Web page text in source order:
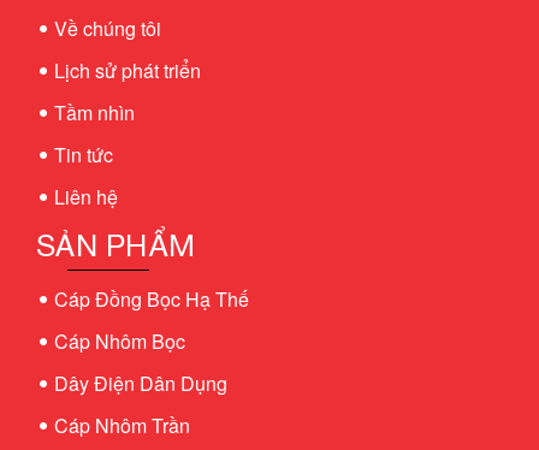
Về chúng tôi
Lịch sử phát triển
Tầm nhìn
Tin tức
Liên hệ
SẢN PHẨM
Cáp Đồng Bọc Hạ Thế
Cáp Nhôm Bọc
Dây Điện Dân Dụng
Cáp Nhôm Trần